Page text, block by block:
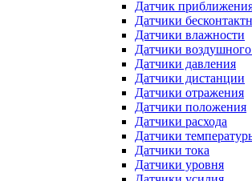
Датчик
Датчики
Датчики влажности
Датчики воздушного
Датчики давления
Датчики дистанции
Датчики отражения
Датчики положения
Датчики расхода
Датчики
Датчики тока
Датчики уровня